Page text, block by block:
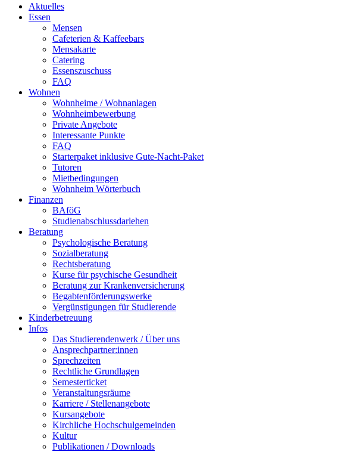
Aktuelles
Essen
Mensen
Cafeterien & Kaffeebars
Mensakarte
Catering
Essenszuschuss
FAQ
Wohnen
Wohnheime / Wohnanlagen
Wohnheimbewerbung
Private Angebote
Interessante Punkte
FAQ
Starterpaket inklusive Gute-Nacht-Paket
Tutoren
Mietbedingungen
Wohnheim Wörterbuch
Finanzen
BAföG
Studienabschlussdarlehen
Beratung
Psychologische Beratung
Sozialberatung
Rechtsberatung
Kurse für psychische Gesundheit
Beratung zur Krankenversicherung
Begabtenförderungswerke
Vergünstigungen für Studierende
Kinderbetreuung
Infos
Das Studierendenwerk / Über uns
Ansprechpartner:innen
Sprechzeiten
Rechtliche Grundlagen
Semesterticket
Veranstaltungsräume
Karriere / Stellenangebote
Kursangebote
Kirchliche Hochschulgemeinden
Kultur
Publikationen / Downloads